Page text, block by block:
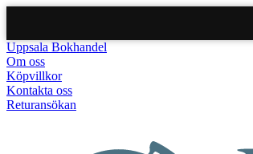
Uppsala Bokhandel
Om oss
Köpvillkor
Kontakta oss
Returansökan